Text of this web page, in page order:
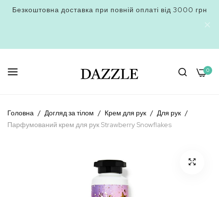
Безкоштовна доставка при повній оплаті від 3000 грн
0
to
Content
Головна Догляд за тілом Крем для рук
Для рук
Парфумований крем для рук Strawberry Snowflakes